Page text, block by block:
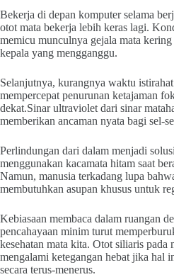
Bekerja di depan komputer selama
otot mata bekerja lebih keras lagi.
memicu munculnya gejala mata
kepala yang mengganggu.
Selanjutnya, kurangnya waktu
mempercepat penurunan ketajaman
dekat.Sinar ultraviolet dari sinar
memberikan ancaman nyata bagi sel-
Perlindungan dari dalam menjadi
menggunakan kacamata hitam saat
Namun, manusia terkadang lupa
membutuhkan asupan khusus untuk
Kebiasaan membaca dalam ruangan
pencahayaan minim turut
kesehatan mata kita. Otot siliaris pada
mengalami ketegangan hebat jika hal
secara terus-menerus.